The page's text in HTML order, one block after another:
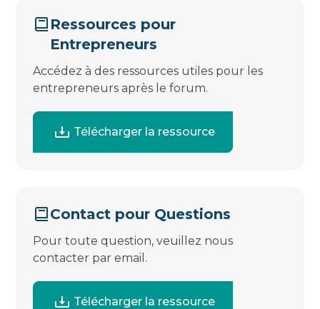
Ressources pour
Entrepreneurs
Accédez à des ressources utiles pour les
entrepreneurs après le forum.
Télécharger la ressource
Contact pour Questions
Pour toute question, veuillez nous
contacter par email.
Télécharger la ressource